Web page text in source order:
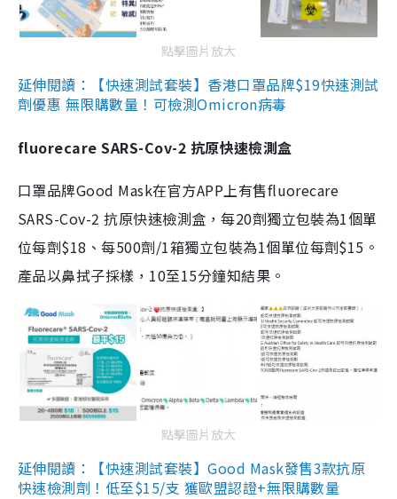
點擊圖片放大
延伸閱讀：【快速測試套裝】香港口罩品牌$19快速測試
劑優惠 無限購數量！可檢測Omicron病毒
fluorecare SARS-Cov-2 抗原快速檢測盒
口罩品牌Good Mask在官方APP上有售fluorecare
SARS-Cov-2 抗原快速檢測盒，每20劑獨立包裝為1個單
位每劑$18、每500劑/1箱獨立包裝為1個單位每劑$15。
產品以鼻拭子採樣，10至15分鐘知結果。
點擊圖片放大
延伸閱讀：【快速測試套裝】Good Mask發售3款抗原
快速檢測劑！低至$15/支 獲歐盟認證+無限購數量